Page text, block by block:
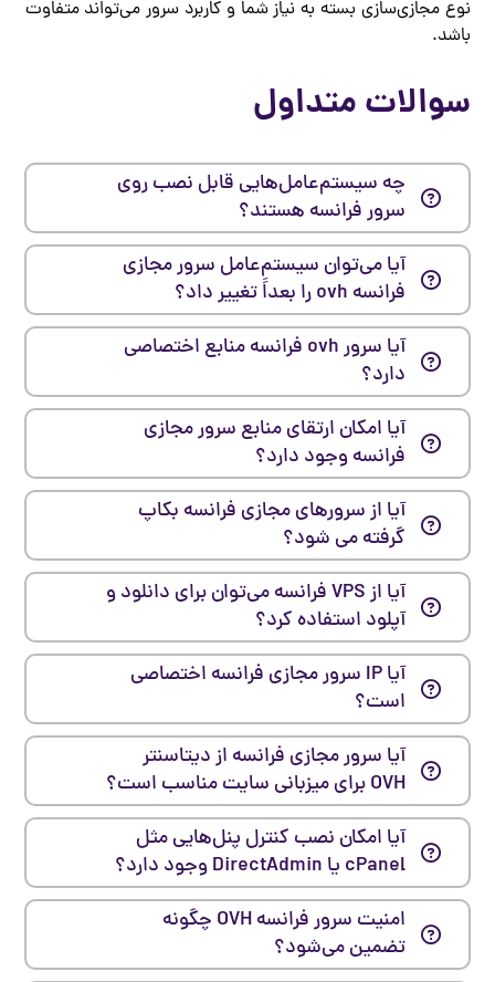
نوع مجازی‌سازی بسته به نیاز شما و کاربرد سرور می‌تواند متفاوت
باشد.
سوالات متداول
چه سیستم‌عامل‌هایی قابل نصب روی
سرور فرانسه هستند؟
آیا می‌توان سیستم‌عامل سرور مجازی
فرانسه ovh را بعداً تغییر داد؟
آیا سرور ovh فرانسه منابع اختصاصی
دارد؟
آیا امکان ارتقای منابع سرور مجازی
فرانسه وجود دارد؟
آیا از سرورهای مجازی فرانسه بکاپ
گرفته می شود؟
آیا از VPS فرانسه می‌توان برای دانلود و
آپلود استفاده کرد؟
آیا IP سرور مجازی فرانسه اختصاصی
است؟
آیا سرور مجازی فرانسه از دیتاسنتر
OVH برای میزبانی سایت مناسب است؟
آیا امکان نصب کنترل پنل‌هایی مثل
cPanel یا DirectAdmin وجود دارد؟
امنیت سرور فرانسه OVH چگونه
تضمین می‌شود؟